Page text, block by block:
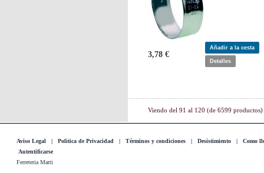
3,78 €
Añadir a la cesta
Detalles
Viendo del 91 al 120 (de 6599 productos)
Aviso Legal | Politica de Privacidad | Términos y condiciones | Desistimiento | Como
Autentificarse
Ferreteria Marti